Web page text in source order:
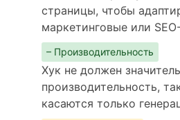
страницы, чтобы
маркетинговые или
– Производительность
Хук не должен
производительность,
касаются только